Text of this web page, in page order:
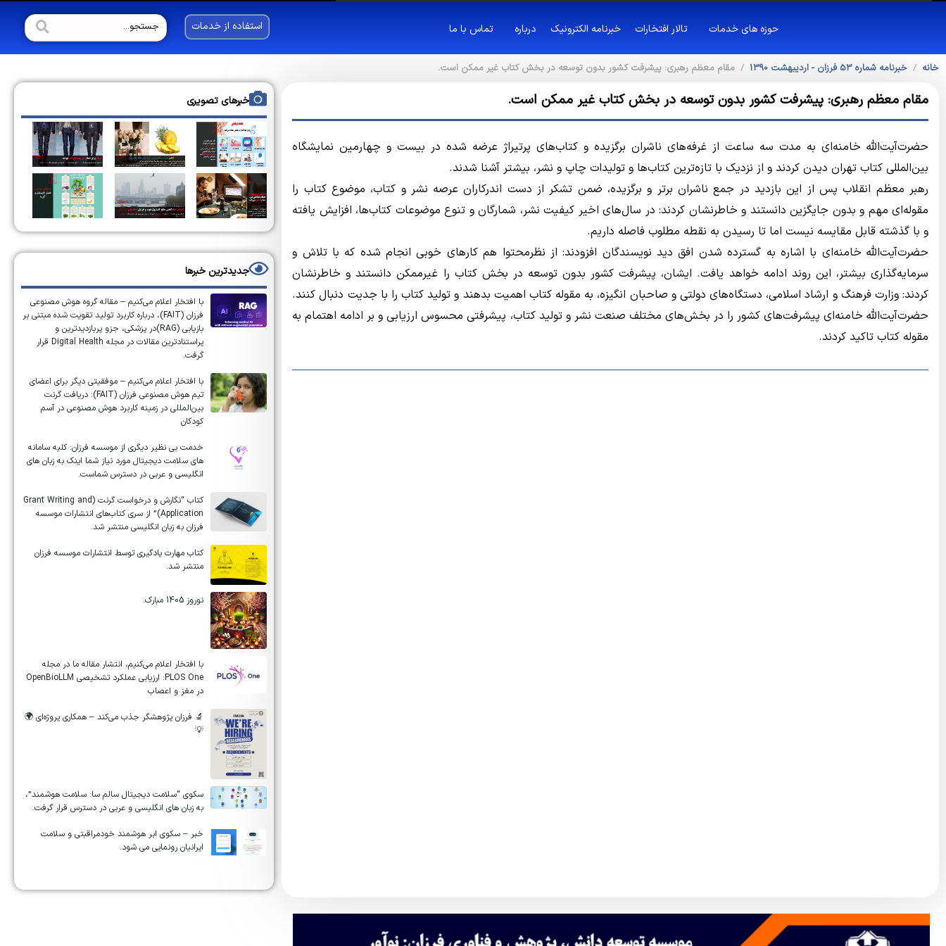
حوزه های خدمات تالار افتخارات خبرنامه الکترونیک درباره تماس با ما استفاده از خدمات
خانه خبرنامه شماره 53 فرزان - اردیبهشت 1390 مقام معظم رهبری: پيشرفت كشور بدون توسعه در بخش كتاب غير ممكن است.
مقام معظم رهبری: پيشرفت كشور بدون توسعه در بخش كتاب غير ممكن است.
حضرت‌آيت‌الله خامنه‌اي به مدت سه ساعت از غرفه‌هاي ناشران برگزيده و كتاب‌هاي پرتيراژ عرضه شده در بيست و چهارمين نمايشگاه
بين‌المللي كتاب تهران ديدن كردند و از نزديك با تازه‌ترين كتاب‌ها و توليدات چاپ و نشر، بيشتر آشنا شدند.
رهبر معظم انقلاب پس از اين بازديد در جمع ناشران برتر و برگزيده، ضمن تشكر از دست اندركاران عرصه نشر و كتاب، موضوع كتاب را
مقوله‌اي مهم و بدون جايگزين دانستند و خاطرنشان كردند: در سال‌هاي اخير كيفيت نشر، شمارگان و تنوع موضوعات كتاب‌ها، افزايش يافته
و با گذشته قابل مقايسه نيست اما تا رسيدن به نقطه مطلوب فاصله داريم.
حضرت‌آيت‌الله خامنه‌اي با اشاره به گسترده شدن افق ديد نويسندگان افزودند: از نظرمحتوا هم‌ كارهاي خوبي انجام شده كه با تلاش و
سرمايه‌گذاري بيشتر، اين روند ادامه خواهد يافت. ايشان، پيشرفت كشور بدون توسعه در بخش كتاب را غيرممكن دانستند و خاطرنشان
كردند: وزارت فرهنگ و ارشاد اسلامي، دستگاه‌هاي دولتي و صاحبان انگيزه، به مقوله كتاب اهميت بدهند و توليد كتاب را با جديت دنبال كنند.
حضرت‌آيت‌الله خامنه‌اي پيشرفت‌هاي كشور را در بخش‌هاي مختلف صنعت نشر و توليد كتاب، پيشرفتي محسوس ارزيابي و بر ادامه اهتمام به
مقوله كتاب تاكيد كردند.
خبرهای تصویری
جدیدترین خبرها
با افتخار اعلام می‌کنیم – مقاله گروه هوش مصنوعی
فرزان (FAIT)، درباره کاربرد تولید تقویت شده مبتنی بر
بازیابی (RAG)در پزشکی، جزو پربازدیدترین و
پراستنادترین مقالات در مجله Digital Health قرار
گرفت.
با افتخار اعلام می‌کنیم – موفقیتی دیگر برای اعضای
تیم هوش مصنوعی فرزان (FAIT): دریافت گرنت
بین‌المللی در زمینه کاربرد هوش مصنوعی در آسم
کودکان
خدمت بی نظیر دیگری از موسسه فرزان: کلیه سامانه
های سلامت دیجیتال مورد نیاز شما اینک به زبان های
انگلیسی و عربی در دسترس شماست.
کتاب “نگارش و درخواست گرنت (Grant Writing and
Application)” از سری کتاب‌های انتشارات موسسه
فرزان به زبان انگلیسی منتشر شد.
کتاب مهارت یادگیری توسط انتشارات موسسه فرزان
منتشر شد.
نوروز 1405 مبارک.
‏‏‏با افتخار اعلام می‌کنیم، انتشار مقاله ما در مجله
‎PLOS One‎: ارزیابی عملکرد تشخیصی ‎OpenBioLLM‎
در مغز و اعصاب
🔬 فرزان پژوهشگر جذب می‌کند – همکاری پروژه‌ای 🌍
💡
سکوی “سلامت دیجیتال سالم سا: سلامت هوشمند”،
به زبان های انگلیسی و عربی در دسترس قرار گرفت.
خبر – سکوی ابر هوشمند خودمراقبتی و سلامت
ایرانیان رونمایی می شود.